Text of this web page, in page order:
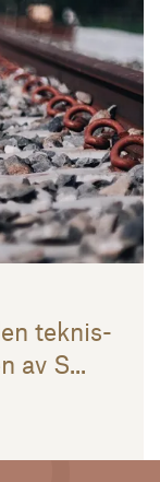
tek­nis­
av S...